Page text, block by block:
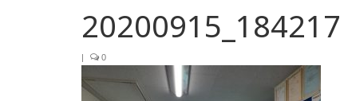
20200915_184217
| 0